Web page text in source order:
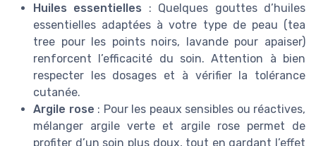
Huiles essentielles : Quelques gouttes d’huiles
essentielles adaptées à votre type de peau (tea
tree pour les points noirs, lavande pour apaiser)
renforcent l’efficacité du soin. Attention à bien
respecter les dosages et à vérifier la tolérance
cutanée.
Argile rose : Pour les peaux sensibles ou réactives,
mélanger argile verte et argile rose permet de
profiter d’un soin plus doux, tout en gardant l’effet